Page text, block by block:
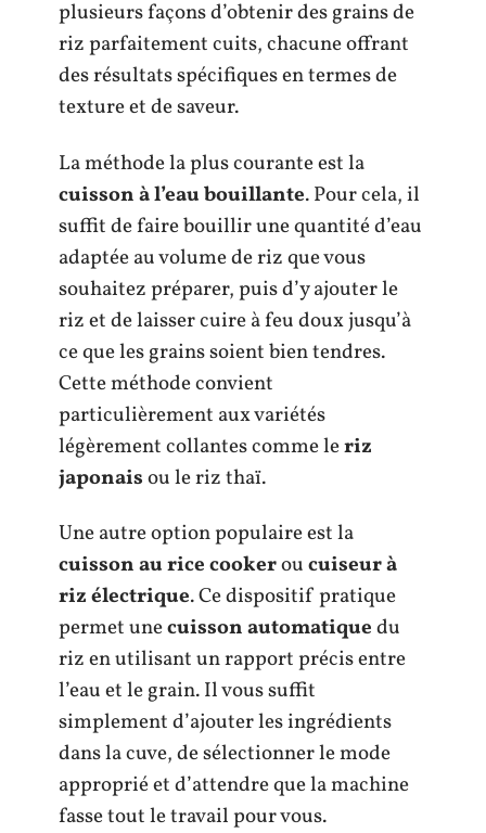
plusieurs façons d’obtenir des grains de
riz parfaitement cuits, chacune offrant
des résultats spécifiques en termes de
texture et de saveur.
La méthode la plus courante est la
cuisson à l’eau bouillante. Pour cela, il
suffit de faire bouillir une quantité d’eau
adaptée au volume de riz que vous
souhaitez préparer, puis d’y ajouter le
riz et de laisser cuire à feu doux jusqu’à
ce que les grains soient bien tendres.
Cette méthode convient
particulièrement aux variétés
légèrement collantes comme leriz
japonaisou le riz thaï.
Une autre option populaire est la
cuisson au rice cookeroucuiseur à
riz électrique. Ce dispositif pratique
permet unecuisson automatiquedu
riz en utilisant un rapport précis entre
l’eau et le grain. Il vous suffit
simplement d’ajouter les ingrédients
dans la cuve, de sélectionner le mode
approprié et d’attendre que la machine
fasse tout le travail pour vous.